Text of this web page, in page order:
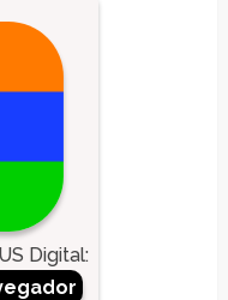
Digital: